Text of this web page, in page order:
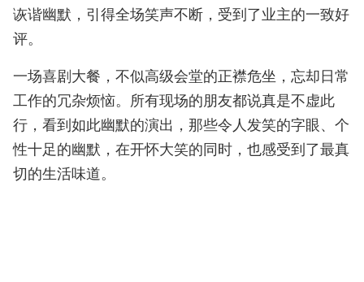
诙谐幽默，引得全场笑声不断，受到了业主的一致好
评。
一场喜剧大餐，不似高级会堂的正襟危坐，忘却日常
工作的冗杂烦恼。所有现场的朋友都说真是不虚此
行，看到如此幽默的演出，那些令人发笑的字眼、个
性十足的幽默，在开怀大笑的同时，也感受到了最真
切的生活味道。